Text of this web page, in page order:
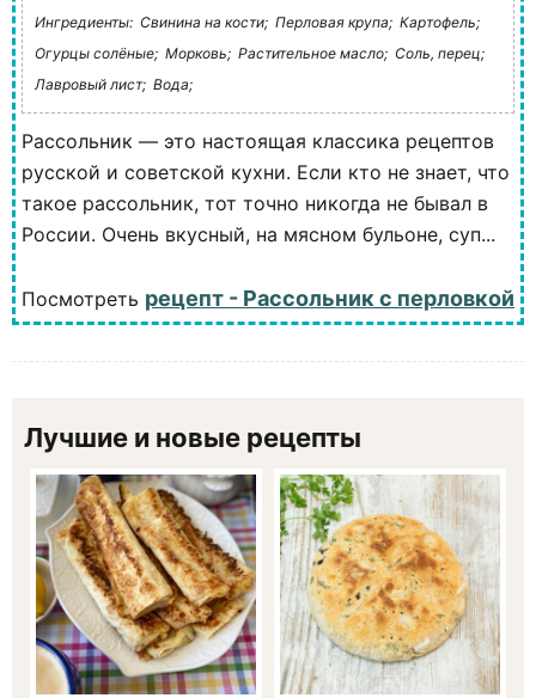
Ингредиенты: Свинина на кости; Перловая крупа; Картофель;
Огурцы солёные; Морковь; Растительное масло; Соль, перец;
Лавровый лист; Вода;
Рассольник — это настоящая классика рецептов
русской и советской кухни. Если кто не знает, что
такое рассольник, тот точно никогда не бывал в
России. Очень вкусный, на мясном бульоне, суп...
Посмотреть рецепт - Рассольник с перловкой
Лучшие и новые рецепты